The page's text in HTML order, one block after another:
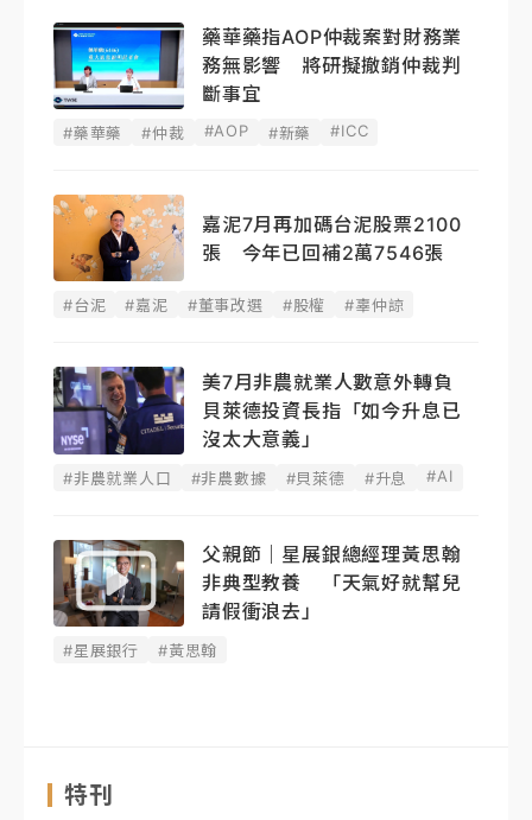
藥華藥指AOP仲裁案對財務業
務無影響 將研擬撤銷仲裁判
斷事宜
#藥華藥 #仲裁 #AOP #新藥 #ICC
嘉泥7月再加碼台泥股票2100
張 今年已回補2萬7546張
#台泥 #嘉泥 #董事改選 #股權 #辜仲諒
美7月非農就業人數意外轉負
貝萊德投資長指「如今升息已
沒太大意義」
#非農就業人口 #非農數據 #貝萊德 #升息 #AI
父親節｜星展銀總經理黃思翰
非典型教養 「天氣好就幫兒
請假衝浪去」
#星展銀行 #黃思翰
特刊